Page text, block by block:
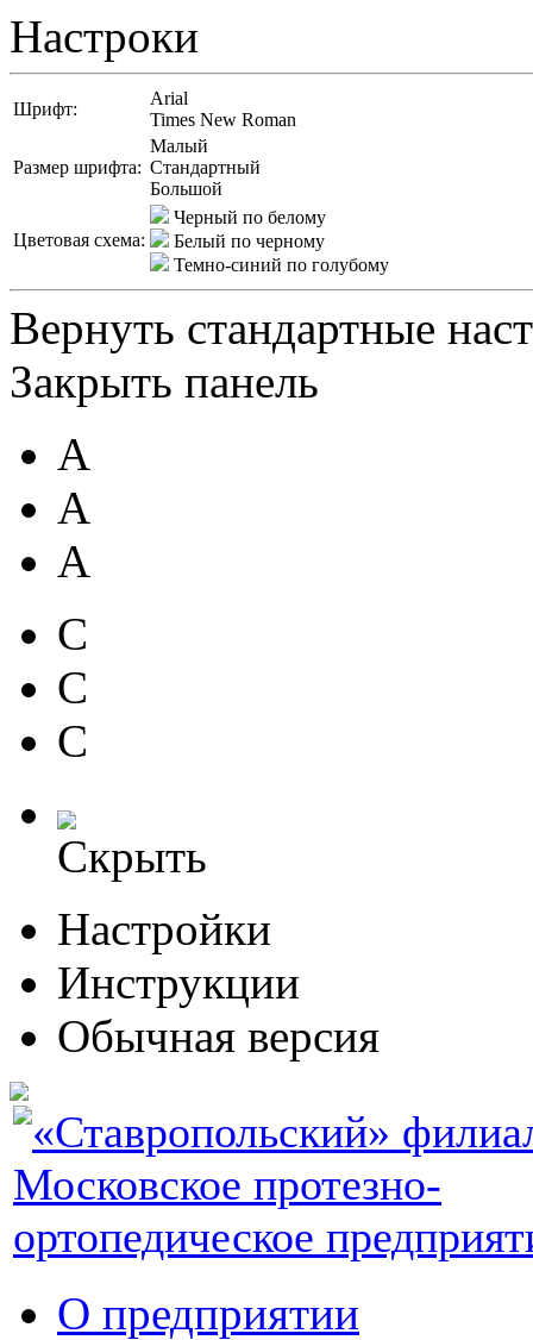
Настроки
Шрифт:
Arial
Times New Roman
Размер шрифта:
Малый
Стандартный
Большой
Цветовая схема:
Черный по белому
Белый по черному
Темно-синий по голубому
Вернуть стандартные
Закрыть панель
A
A
A
C
C
C
Скрыть
Настройки
Инструкции
Обычная версия
О предприятии